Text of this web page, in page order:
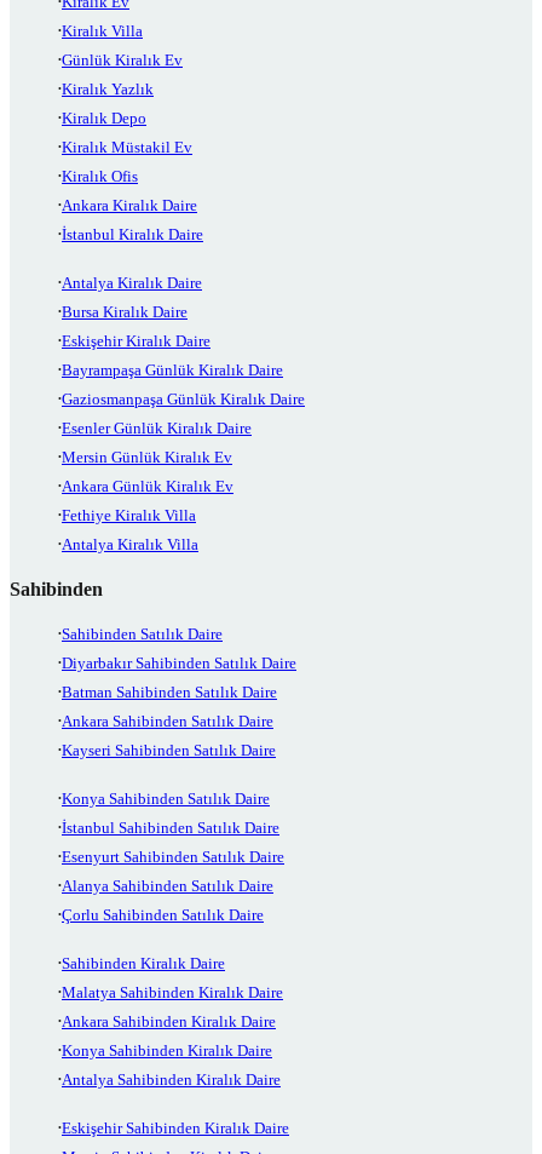
Kiralık Villa
Günlük Kiralık Ev
Kiralık Yazlık
Kiralık Depo
Kiralık Müstakil Ev
Kiralık Ofis
Ankara Kiralık Daire
İstanbul Kiralık Daire
Antalya Kiralık Daire
Bursa Kiralık Daire
Eskişehir Kiralık Daire
Bayrampaşa Günlük Kiralık Daire
Gaziosmanpaşa Günlük Kiralık Daire
Esenler Günlük Kiralık Daire
Mersin Günlük Kiralık Ev
Ankara Günlük Kiralık Ev
Fethiye Kiralık Villa
Antalya Kiralık Villa
Sahibinden
Sahibinden Satılık Daire
Diyarbakır Sahibinden Satılık Daire
Batman Sahibinden Satılık Daire
Ankara Sahibinden Satılık Daire
Kayseri Sahibinden Satılık Daire
Konya Sahibinden Satılık Daire
İstanbul Sahibinden Satılık Daire
Esenyurt Sahibinden Satılık Daire
Alanya Sahibinden Satılık Daire
Çorlu Sahibinden Satılık Daire
Sahibinden Kiralık Daire
Malatya Sahibinden Kiralık Daire
Ankara Sahibinden Kiralık Daire
Konya Sahibinden Kiralık Daire
Antalya Sahibinden Kiralık Daire
Eskişehir Sahibinden Kiralık Daire